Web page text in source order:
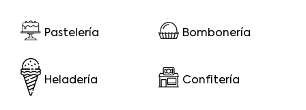
Pastelería Bombonería
Heladería Confitería